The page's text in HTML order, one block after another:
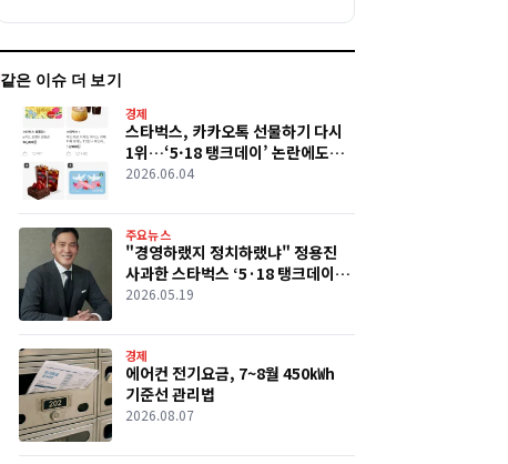
같은 이슈 더 보기
경제
스타벅스, 카카오톡 선물하기 다시
1위…‘5·18 탱크데이’ 논란에도
순위 뒤집혔다
2026.06.04
주요뉴스
"경영하랬지 정치하랬냐" 정용진
사과한 스타벅스 ‘5·18 탱크데이’
논란, 무엇이 문제였나
2026.05.19
경제
에어컨 전기요금, 7~8월 450㎾h
기준선 관리법
2026.08.07